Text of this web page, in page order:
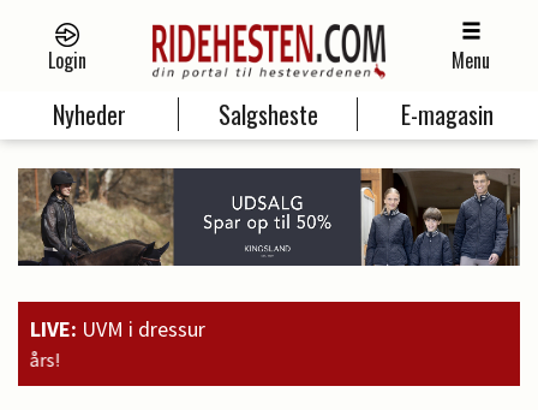
Login Menu
Nyheder Salgsheste E-magasin
LIVE: UVM i dressur